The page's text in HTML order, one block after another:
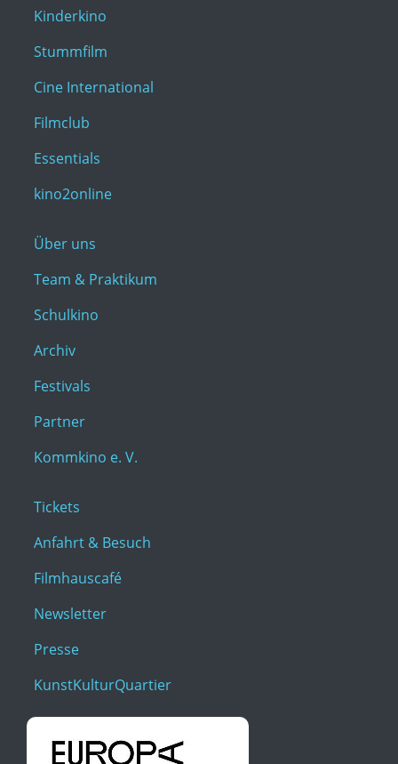
Kinderkino
Stummfilm
Cine International
Filmclub
Essentials
kino2online
Über uns
Team & Praktikum
Schulkino
Archiv
Festivals
Partner
Kommkino e. V.
Tickets
Anfahrt & Besuch
Filmhauscafé
Newsletter
Presse
KunstKulturQuartier